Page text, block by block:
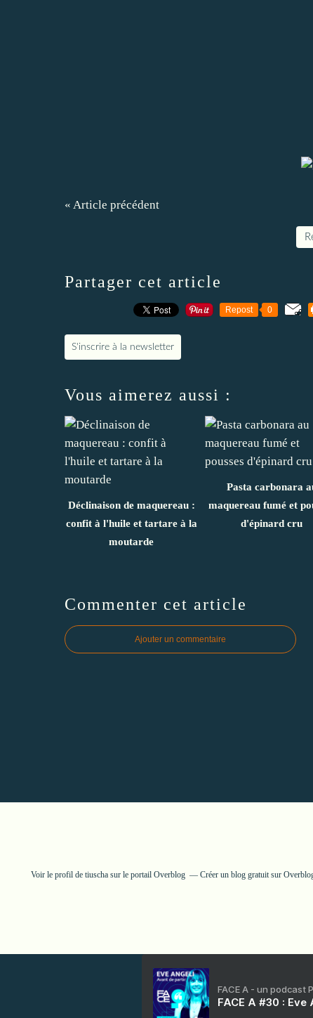
« Article précédent
Partager cet article
Repost 0
S'inscrire à la newsletter
Vous aimerez aussi :
Déclinaison de maquereau :
confit à l'huile et tartare à la
moutarde
Pasta carbonara
maquereau fumé et
d'épinard cru
Commenter cet article
Ajouter un commentaire
Voir le profil de tiuscha sur le portail Overblog Créer un blog gratuit sur
FACE A - un podcast
FACE A #30 :